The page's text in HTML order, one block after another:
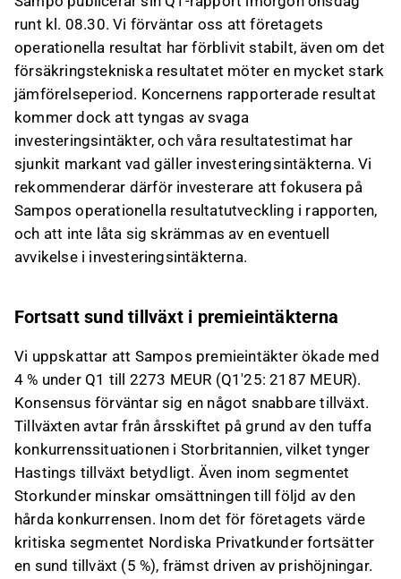
runt kl. 08.30. Vi förväntar oss att företagets
operationella resultat har förblivit stabilt, även om det
försäkringstekniska resultatet möter en mycket stark
jämförelseperiod. Koncernens rapporterade resultat
kommer dock att tyngas av svaga
investeringsintäkter, och våra resultatestimat har
sjunkit markant vad gäller investeringsintäkterna. Vi
rekommenderar därför investerare att fokusera på
Sampos operationella resultatutveckling i rapporten,
och att inte låta sig skrämmas av en eventuell
avvikelse i investeringsintäkterna.
Fortsatt sund tillväxt i premieintäkterna
Vi uppskattar att Sampos premieintäkter ökade med
4 % under Q1 till 2273 MEUR (Q1'25: 2187 MEUR).
Konsensus förväntar sig en något snabbare tillväxt.
Tillväxten avtar från årsskiftet på grund av den tuffa
konkurrenssituationen i Storbritannien, vilket tynger
Hastings tillväxt betydligt. Även inom segmentet
Storkunder minskar omsättningen till följd av den
hårda konkurrensen. Inom det för företagets värde
kritiska segmentet Nordiska Privatkunder fortsätter
en sund tillväxt (5 %), främst driven av prishöjningar.